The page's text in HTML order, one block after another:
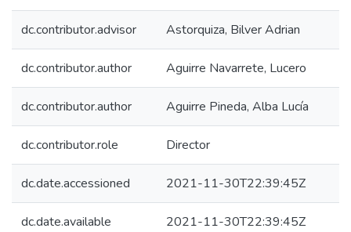
dc.contributor.advisor Astorquiza, Bilver Adrian
dc.contributor.author Aguirre Navarrete, Lucero
dc.contributor.author Aguirre Pineda, Alba Lucía
dc.contributor.role Director
dc.date.accessioned 2021-11-30T22:39:45Z
dc.date.available 2021-11-30T22:39:45Z